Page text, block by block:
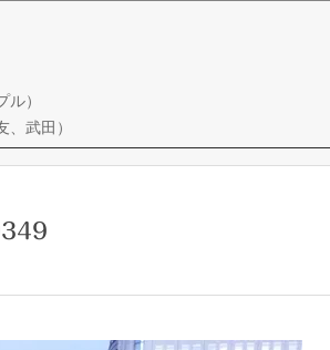
）
武田）